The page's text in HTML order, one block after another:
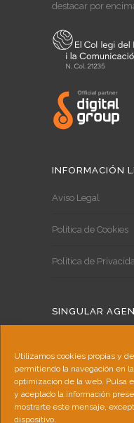
Utilizamos cookies propias y
permitiendo la navegación en
optimización de la web. Pulsa
y aceptado la información
mostrarte este mensaje,
dispositivo.
destacar por
INFORMACIÓN
Aviso Legal
Política de Cookies
Política de
SINGULAR
Servicios
Portfolio